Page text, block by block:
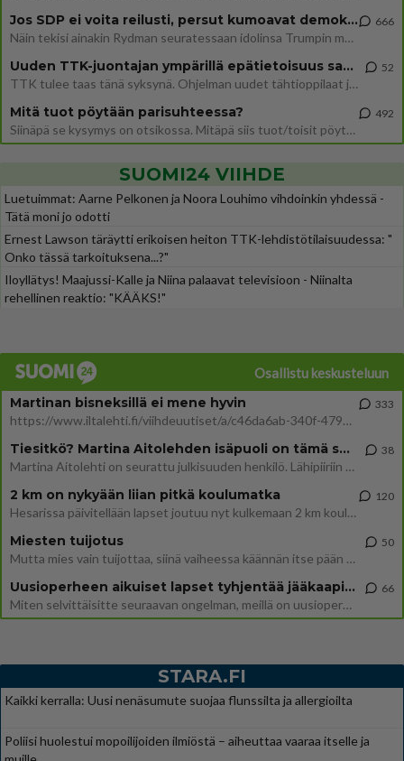
Jos SDP ei voita reilusti, persut kumoavat demokratian Suomesta
Näin tekisi ainakin Rydman seuratessaan idolinsa Trumpin mallia https://www.is.fi/politiikka/art-2000012187244.html
666
Uuden TTK-juontajan ympärillä epätietoisuus sakenee - Nyt MTV hämmentää soppaa
TTK tulee taas tänä syksynä. Ohjelman uudet tähtioppilaat julkistetaan torstaina 6. elokuuta klo 14 alkavassa lehdistö
52
Mitä tuot pöytään parisuhteessa?
Siinäpä se kysymys on otsikossa. Mitäpä siis tuot/toisit pöytään parisuhteessa? Oletko mies vai nainen? Koetko sen mitä
492
SUOMI24 VIIHDE
Luetuimmat: Aarne Pelkonen ja Noora Louhimo vihdoinkin yhdessä -
Tätä moni jo odotti
Ernest Lawson täräytti erikoisen heiton TTK-lehdistötilaisuudessa: "
Onko tässä tarkoituksena...?"
Iloyllätys! Maajussi-Kalle ja Niina palaavat televisioon - Niinalta
rehellinen reaktio: "KÄÄKS!"
Osallistu keskusteluun
Martinan bisneksillä ei mene hyvin
https://www.iltalehti.fi/viihdeuutiset/a/c46da6ab-340f-4790-aaa7-0865eed2336 Yrityksen konkurssihakemus on tullut kärä
333
Tiesitkö? Martina Aitolehden isäpuoli on tämä suosittu laulaja
Martina Aitolehti on seurattu julkisuuden henkilö. Lähipiiriin mahtuu muitakin tunnettuja henkilöitä. Tiesitkö, että Ma
38
2 km on nykyään liian pitkä koulumatka
Hesarissa päivitellään lapset joutuu nyt kulkemaan 2 km kouluun jösses. Ruostefillarilla tuo matka menee vaikka miten äk
120
Miesten tuijotus
Mutta mies vain tuijottaa, siinä vaiheessa käännän itse pään pois. Mikä juttu? Yleensä jos joku tuijottaa tai katsoo, hä
50
Uusioperheen aikuiset lapset tyhjentää jääkaapin käydessään
Miten selvittäisitte seuraavan ongelman, meillä on uusioperhe, minulla teini-ikäiset lapset ja puolisolla aikuiset, jotk
66
STARA.FI
Kaikki kerralla: Uusi nenäsumute suojaa flunssilta ja allergioilta
Poliisi huolestui mopoilijoiden ilmiöstä – aiheuttaa vaaraa itselle ja